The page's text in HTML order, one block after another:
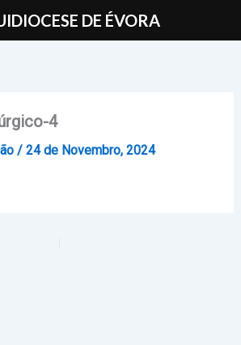
4
/ 24 de Novembro, 2024
DE ÉVORA